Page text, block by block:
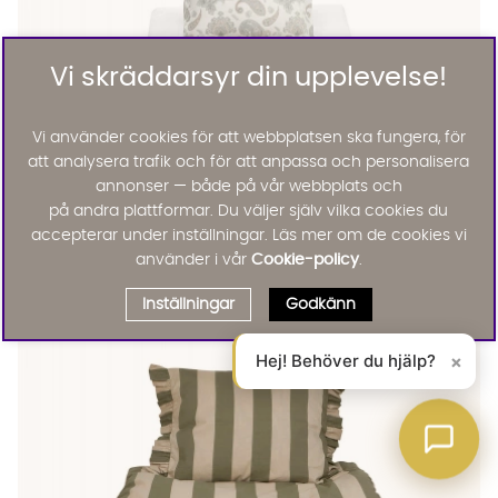
TONI Bäddset Grå Finns även i dessa färger:
TONI Bäddset Grå
Vi skräddarsyr din upplevelse!
Vi använder cookies för att webbplatsen ska fungera, för
att analysera trafik och för att anpassa och personalisera
annonser — både på vår webbplats och
på andra plattformar. Du väljer själv vilka cookies du
accepterar under inställningar. Läs mer om de cookies vi
använder i vår Cookie-policy.
Inställningar Godkänn
Hej! Behöver du hjälp? ×